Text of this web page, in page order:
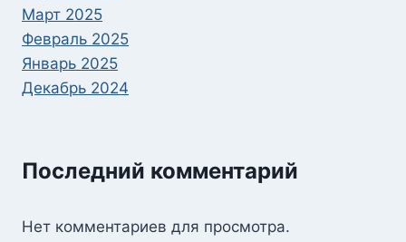
Март 2025
Февраль 2025
Январь 2025
Декабрь 2024
Последний комментарий
Нет комментариев для просмотра.